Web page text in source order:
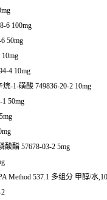
6 100mg
50mg
4 10mg
-1-磺酸 749836-20-2 10mg
50mg
酯 57678-03-2 5mg
Method 537.1 多组分 甲醇/水